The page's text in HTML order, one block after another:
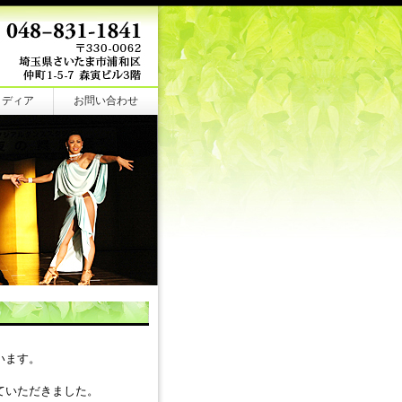
ディア お問い合わせ
す。
ただきました。